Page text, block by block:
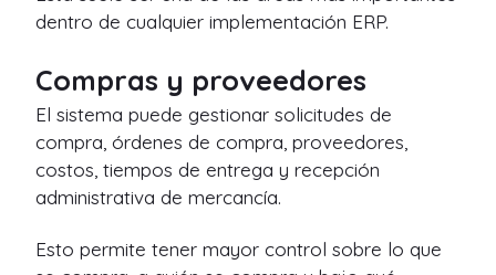
dentro de cualquier implementación ERP.
Compras y proveedores
El sistema puede gestionar solicitudes de
compra, órdenes de compra, proveedores,
costos, tiempos de entrega y recepción
administrativa de mercancía.
Esto permite tener mayor control sobre lo que